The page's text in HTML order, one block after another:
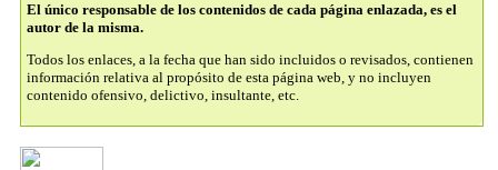
El único responsable de los contenidos de cada página enlazada, es el
autor de la misma.
Todos los enlaces, a la fecha que han sido incluidos o revisados, contienen
información relativa al propósito de esta página web, y no incluyen
contenido ofensivo, delictivo, insultante, etc.